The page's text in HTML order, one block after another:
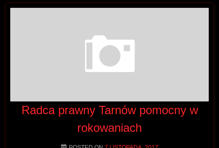
Radca prawny Tarnów pomocny w
rokowaniach